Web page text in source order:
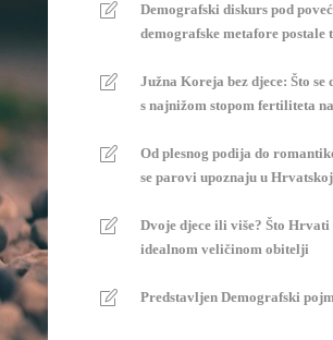
Demografski diskurs pod
demografske metafore postale
Južna Koreja bez djece: Što se
s najnižom stopom fertiliteta
Od plesnog podija do
se parovi upoznaju u
Dvoje djece ili više? Što
idealnom veličinom obitelji
Predstavljen Demografski